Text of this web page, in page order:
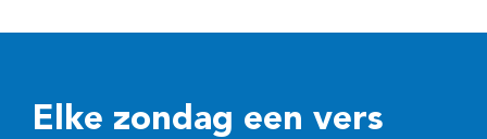
Elke zondag een vers